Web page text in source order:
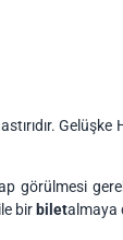
Gelüşke
görülmesi
birbiletalmaya